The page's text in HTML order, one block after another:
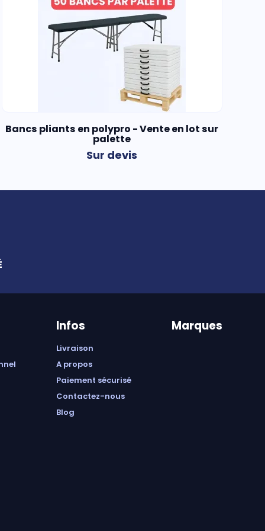
Bancs pliants en polypro - Vente en lot sur
palette
Sur devis
Infos
livraison
a propos
paiement sécurisé
contactez-nous
blog
Marques